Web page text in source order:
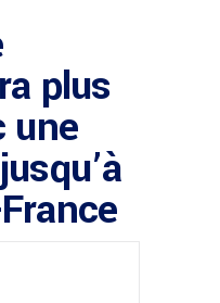
plus
une